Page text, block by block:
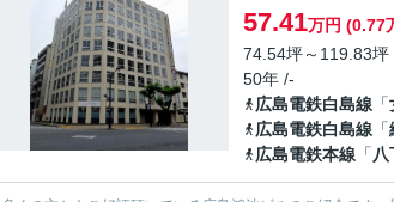
57.41万円 (0.77
74.54坪～119.83
50年 /-
広島電鉄白島線 「
広島電鉄白島線 「
広島電鉄本線 「 八